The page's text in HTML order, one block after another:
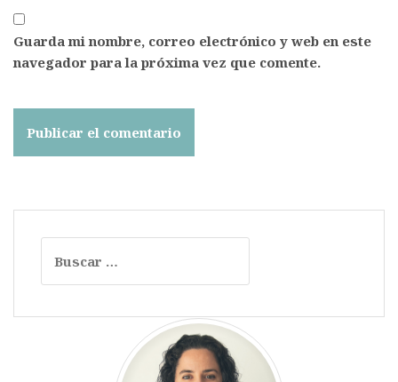
Guarda mi nombre, correo electrónico y web en este
navegador para la próxima vez que comente.